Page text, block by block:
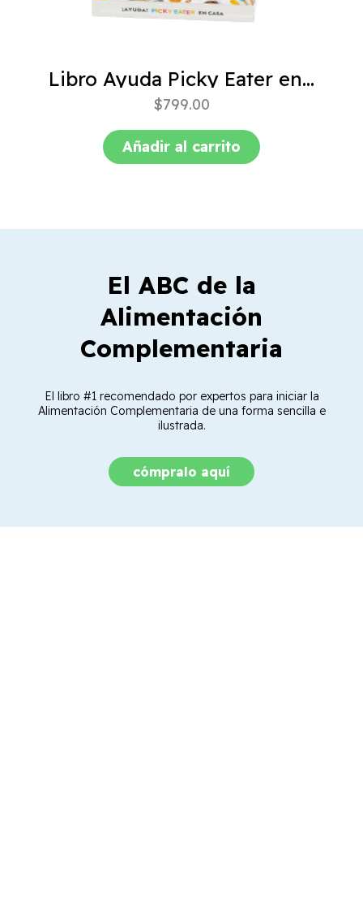
Libro Ayuda Picky Eater en casa
$799.00
Añadir al carrito
El ABC de la
Alimentación
Complementaria
El libro #1 recomendado por expertos para iniciar la
Alimentación Complementaria de una forma sencilla e
ilustrada.
cómpralo aquí